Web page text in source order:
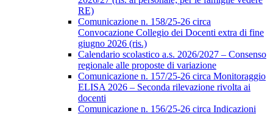
RE)
Comunicazione n. 158/25-26 circa
Convocazione Collegio dei Docenti extra di fine
giugno 2026 (ris.)
Calendario scolastico a.s. 2026/2027 – Consenso
regionale alle proposte di variazione
Comunicazione n. 157/25-26 circa Monitoraggio
ELISA 2026 – Seconda rilevazione rivolta ai
docenti
Comunicazione n. 156/25-26 circa Indicazioni